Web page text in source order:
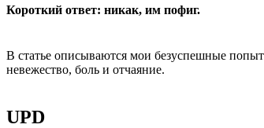
Короткий ответ: никак, им пофиг.
В статье описываются мои безуспешные
невежество, боль и отчаяние.
UPD